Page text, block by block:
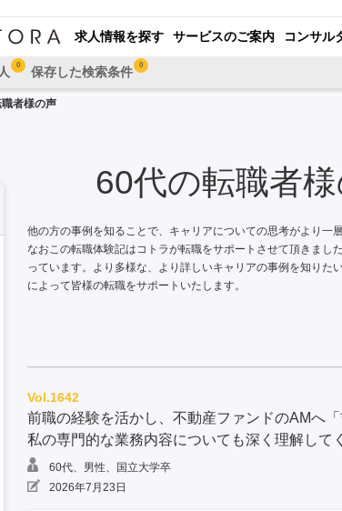
求人情報を探す サービスのご案内 コンサル
0 保存した検索条件 0
者様の声
60代の転職者
他の方の事例を知ることで、キャリアについての思考がより一
なおこの転職体験記はコトラが転職をサポートさせて頂きまし
っています。より多様な、より詳しいキャリアの事例を知りた
によって皆様の転職をサポートいたします。
Vol.1642
前職の経験を活かし、不動産ファンドのAMへ
私の専門的な業務内容についても深く理解して
60代、男性、国立大学卒
2026年7月23日